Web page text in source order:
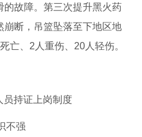
故障。第三次提升黑火药
崩断，吊篮坠落至下地区地
亡、2人重伤、20人轻伤。
员持证上岗制度
不强